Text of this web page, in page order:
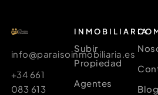
info@paraisoinmobiliaria.es
+34 661
083 613
INMOBILIARIA
Subir
Propiedad
Agentes
Blog